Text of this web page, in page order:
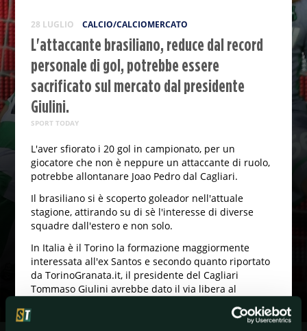
28 LUGLIO CALCIO/CALCIOMERCATO
L'attaccante brasiliano, reduce dal record
personale di gol, potrebbe essere
sacrificato sul mercato dal presidente
Giulini.
SPORT TODAY
L'aver sfiorato i 20 gol in campionato, per un
giocatore che non è neppure un attaccante di ruolo,
potrebbe allontanare Joao Pedro dal Cagliari.
Il brasiliano si è scoperto goleador nell'attuale
stagione, attirando su di sè l'interesse di diverse
squadre dall'estero e non solo.
In Italia è il Torino la formazione maggiormente
interessata all'ex Santos e secondo quanto riportato
da TorinoGranata.it, il presidente del Cagliari
Tommaso Giulini avrebbe dato il via libera al